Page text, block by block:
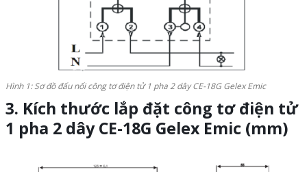
Hình 1: Sơ đồ đấu nối công tơ điện tử 1 pha 2 dây CE-18G Gelex Emic
3. Kích thước lắp đặt công tơ điện tử
1 pha 2 dây CE-18G Gelex Emic (mm)